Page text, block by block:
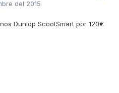
del 2015
Dunlop ScootSmart por 120€